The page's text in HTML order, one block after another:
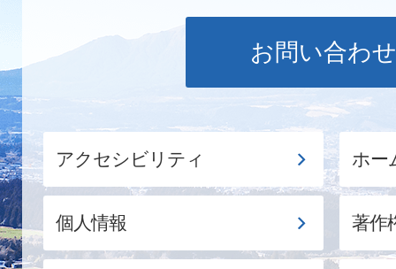
お問い合わせ
アクセシビリティ ホー
個人情報 著作